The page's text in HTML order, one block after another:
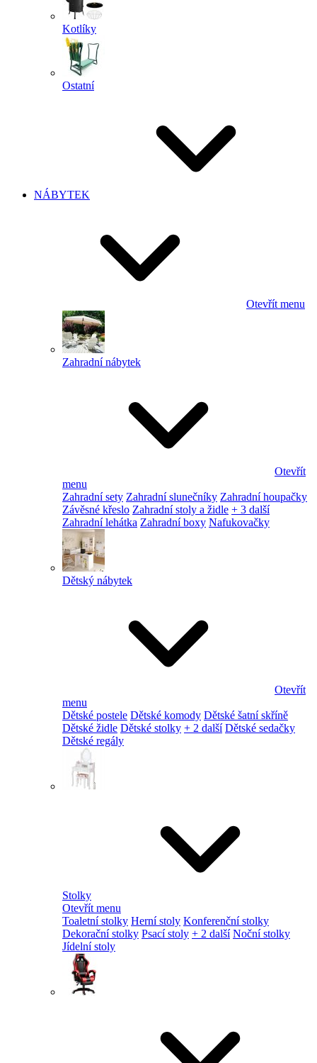
Kotlíky
Ostatní
NÁBYTEK
Otevřít menu
Zahradní nábytek
Otevřít
menu
Zahradní sety Zahradní slunečníky Zahradní houpačky
Závěsné křeslo Zahradní stoly a židle + 3 další
Zahradní lehátka Zahradní boxy Nafukovačky
Dětský nábytek
Otevřít
menu
Dětské postele Dětské komody Dětské šatní skříně
Dětské židle Dětské stolky + 2 další Dětské sedačky
Dětské regály
Stolky
Otevřít menu
Toaletní stolky Herní stoly Konferenční stolky
Dekorační stolky Psací stoly + 2 další Noční stolky
Jídelní stoly